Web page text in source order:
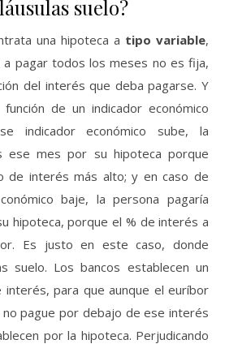
suelo?
una hipoteca a tipo variable,
pagar todos los meses no es fija,
del interés que deba pagarse. Y
de un indicador económico
indicador económico sube, la
ese mes por su hipoteca porque
de interés más alto; y en caso de
baje, la persona pagaría
hipoteca, porque el % de interés a
Es justo en este caso, donde
suelo. Los bancos establecen un
interés, para que aunque el euríbor
pague por debajo de ese interés
por la hipoteca. Perjudicando